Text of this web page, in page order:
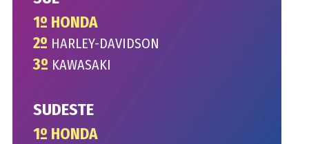
1º HONDA
2º HARLEY-DAVIDSON
3º KAWASAKI
SUDESTE
1º HONDA